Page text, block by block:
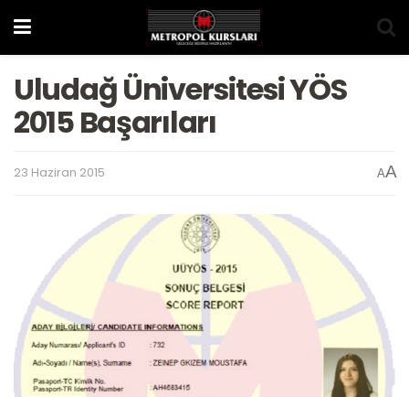
Uludağ Üniversitesi YÖS
2015 Başarıları
23 Haziran 2015 AA